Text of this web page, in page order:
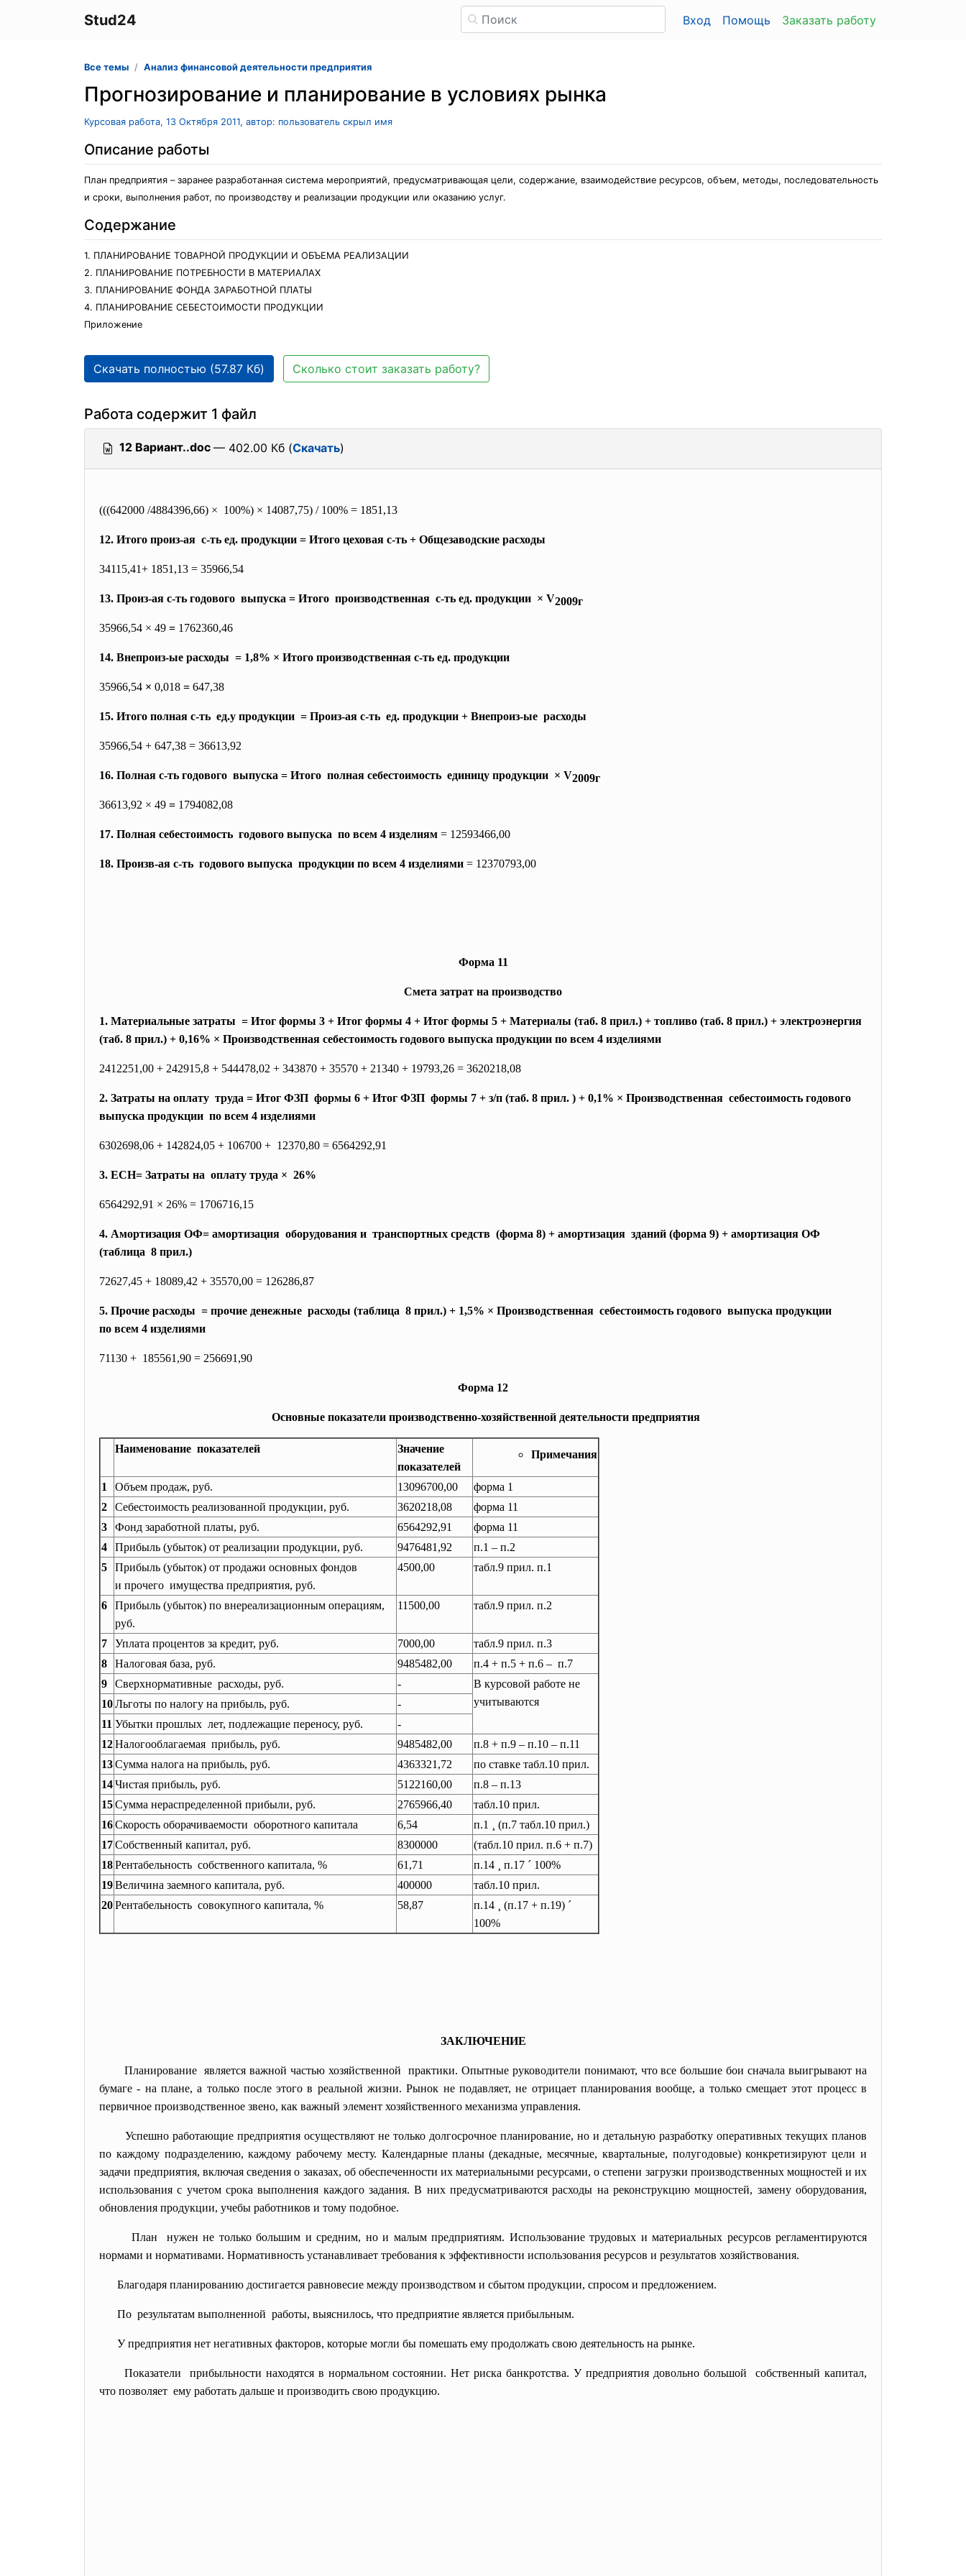
Stud24 Вход Помощь Заказать работу
Все темы Анализ финансовой деятельности предприятия
Прогнозирование и планирование в условиях рынка
Курсовая работа, 13 Октября 2011, автор: пользователь скрыл имя
Описание работы
План предприятия – заранее разработанная система мероприятий, предусматривающая цели, содержание, взаимодействие ресурсов, объем, методы, последовательность
и сроки, выполнения работ, по производству и реализации продукции или оказанию услуг.
Содержание
1. ПЛАНИРОВАНИЕ ТОВАРНОЙ ПРОДУКЦИИ И ОБЪЕМА РЕАЛИЗАЦИИ
2. ПЛАНИРОВАНИЕ ПОТРЕБНОСТИ В МАТЕРИАЛАХ
3. ПЛАНИРОВАНИЕ ФОНДА ЗАРАБОТНОЙ ПЛАТЫ
4. ПЛАНИРОВАНИЕ СЕБЕСТОИМОСТИ ПРОДУКЦИИ
Приложение
Скачать полностью (57.87 Кб) Сколько стоит заказать работу?
Работа содержит 1 файл
12 Вариант..doc — 402.00 Кб (Скачать)
(((642000 /4884396,66) × 100%) × 14087,75) / 100% = 1851,13
12. Итого произ-ая с-ть ед. продукции = Итого цеховая с-ть + Общезаводские расходы
34115,41+ 1851,13 = 35966,54
13. Произ-ая с-ть годового выпуска = Итого производственная с-ть ед. продукции × V2009г
35966,54 × 49 = 1762360,46
14. Внепроиз-ые расходы = 1,8% × Итого производственная с-ть ед. продукции
35966,54 × 0,018 = 647,38
15. Итого полная с-ть ед.у продукции = Произ-ая с-ть ед. продукции + Внепроиз-ые расходы
35966,54 + 647,38 = 36613,92
16. Полная с-ть годового выпуска = Итого полная себестоимость единицу продукции × V2009г
36613,92 × 49 = 1794082,08
17. Полная себестоимость годового выпуска по всем 4 изделиям = 12593466,00
18. Произв-ая с-ть годового выпуска продукции по всем 4 изделиями = 12370793,00
Форма 11
Смета затрат на производство
1. Материальные затраты = Итог формы 3 + Итог формы 4 + Итог формы 5 + Материалы (таб. 8 прил.) + топливо (таб. 8 прил.) + электроэнергия
(таб. 8 прил.) + 0,16% × Производственная себестоимость годового выпуска продукции по всем 4 изделиями
2412251,00 + 242915,8 + 544478,02 + 343870 + 35570 + 21340 + 19793,26 = 3620218,08
2. Затраты на оплату труда = Итог ФЗП формы 6 + Итог ФЗП формы 7 + з/п (таб. 8 прил. ) + 0,1% × Производственная себестоимость годового
выпуска продукции по всем 4 изделиями
6302698,06 + 142824,05 + 106700 + 12370,80 = 6564292,91
3. ЕСН= Затраты на оплату труда × 26%
6564292,91 × 26% = 1706716,15
4. Амортизация ОФ= амортизация оборудования и транспортных средств (форма 8) + амортизация зданий (форма 9) + амортизация ОФ
(таблица 8 прил.)
72627,45 + 18089,42 + 35570,00 = 126286,87
5. Прочие расходы = прочие денежные расходы (таблица 8 прил.) + 1,5% × Производственная себестоимость годового выпуска продукции
по всем 4 изделиями
71130 + 185561,90 = 256691,90
Форма 12
Основные показатели производственно-хозяйственной деятельности предприятия
Наименование показателей
Значение
показателей
Примечания
1 Объем продаж, руб. 13096700,00
форма 1
2
Себестоимость реализованной продукции, руб. 3620218,08
форма 11
3
Фонд заработной платы, руб. 6564292,91
форма 11
4
Прибыль (убыток) от реализации продукции, руб. 9476481,92
п.1 – п.2
5
Прибыль (убыток) от продажи основных фондов
и прочего имущества предприятия, руб.
4500,00 табл.9 прил. п.1
6
Прибыль (убыток) по внереализационным операциям,
руб.
11500,00 табл.9 прил. п.2
7 Уплата процентов за кредит, руб. 7000,00
табл.9 прил. п.3
8
Налоговая база, руб. 9485482,00
п.4 + п.5 + п.6 – п.7
9
Сверхнормативные расходы, руб. -
В курсовой работе не
учитываются
10Льготы по налогу на прибыль, руб.
-
11 Убытки прошлых лет, подлежащие переносу, руб.
-
12Налогооблагаемая прибыль, руб. 9485482,00
п.8 + п.9 – п.10 – п.11
13Сумма налога на прибыль, руб. 4363321,72
по ставке табл.10 прил.
14Чистая прибыль, руб. 5122160,00
п.8 – п.13
15Сумма нераспределенной прибыли, руб. 2765966,40
табл.10 прил.
16Скорость оборачиваемости оборотного капитала 6,54 п.1
(п.7 табл.10 прил.)
17Собственный капитал, руб. 8300000
(табл.10 прил. п.6 + п.7)
18Рентабельность собственного капитала, % 61,71 п.14 п.17 ´ 100%
19Величина заемного капитала, руб. 400000
табл.10 прил.
20Рентабельность совокупного капитала, % 58,87 п.14 (п.17 + п.19) ´
100%
ЗАКЛЮЧЕНИЕ
Планирование является важной частью хозяйственной практики. Опытные руководители понимают, что все большие бои сначала выигрывают на
бумаге - на плане, а только после этого в реальной жизни. Рынок не подавляет, не отрицает планирования вообще, а только смещает этот процесс в
первичное производственное звено, как важный элемент хозяйственного механизма управления.
Успешно работающие предприятия осуществляют не только долгосрочное планирование, но и детальную разработку оперативных текущих планов
по каждому подразделению, каждому рабочему месту. Календарные планы (декадные, месячные, квартальные, полугодовые) конкретизируют цели и
задачи предприятия, включая сведения о заказах, об обеспеченности их материальными ресурсами, о степени загрузки производственных мощностей и их
использования с учетом срока выполнения каждого задания. В них предусматриваются расходы на реконструкцию мощностей, замену оборудования,
обновления продукции, учебы работников и тому подобное.
План нужен не только большим и средним, но и малым предприятиям. Использование трудовых и материальных ресурсов регламентируются
нормами и нормативами. Нормативность устанавливает требования к эффективности использования ресурсов и результатов хозяйствования.
Благодаря планированию достигается равновесие между производством и сбытом продукции, спросом и предложением.
По результатам выполненной работы, выяснилось, что предприятие является прибыльным.
У предприятия нет негативных факторов, которые могли бы помешать ему продолжать свою деятельность на рынке.
Показатели прибыльности находятся в нормальном состоянии. Нет риска банкротства. У предприятия довольно большой собственный капитал,
что позволяет ему работать дальше и производить свою продукцию.